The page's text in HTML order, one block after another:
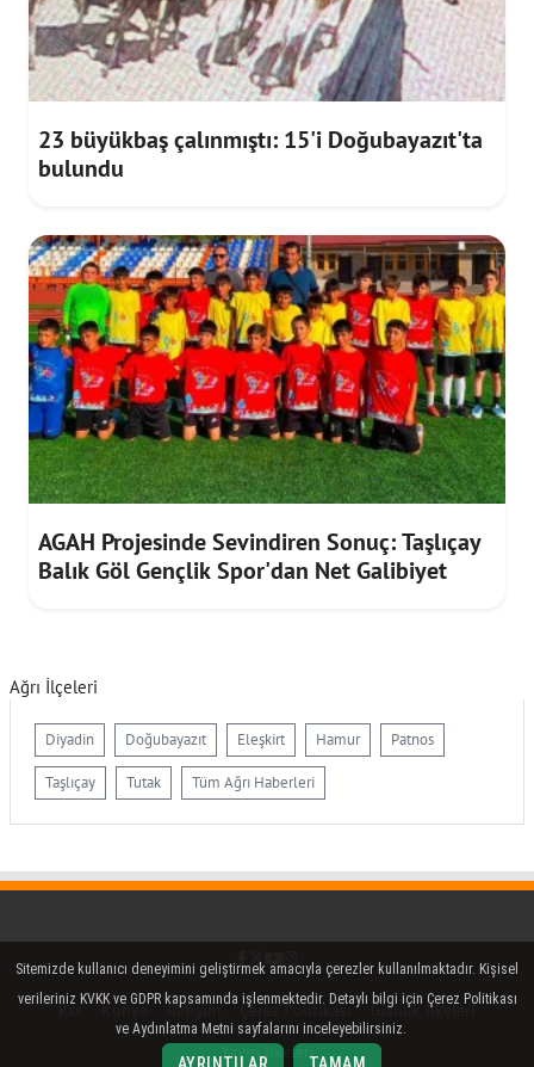
23 büyükbaş çalınmıştı: 15'i Doğubayazıt'ta
bulundu
AGAH Projesinde Sevindiren Sonuç: Taşlıçay
Balık Göl Gençlik Spor'dan Net Galibiyet
Ağrı İlçeleri
Diyadin Doğubayazıt Eleşkirt Hamur Patnos
Taşlıçay Tutak Tüm Ağrı Haberleri
Facebook
Twitter (X)
YouTube
Instagram
Rss Künye İletişim Çerez Politikası
Gizlilik İlkeleri
Yayın İlkeleri
Sitemizde kullanıcı deneyimini geliştirmek amacıyla çerezler kullanılmaktadır. Kişisel
verileriniz KVKK ve GDPR kapsamında işlenmektedir. Detaylı bilgi için Çerez Politikası
ve Aydınlatma Metni sayfalarını inceleyebilirsiniz.